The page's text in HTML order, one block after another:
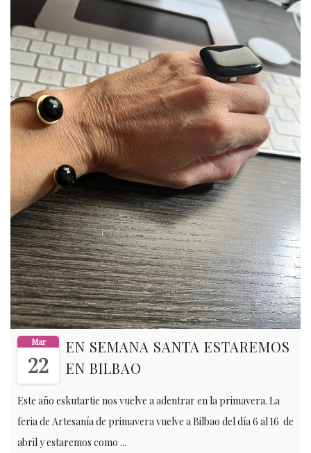
Mar
22
EN SEMANA SANTA ESTAREMOS
EN BILBAO
Este año eskutartie nos vuelve a adentrar en la primavera. La
feria de Artesanía de primavera vuelve a Bilbao del día 6 al 16 de
abril y estaremos como ...